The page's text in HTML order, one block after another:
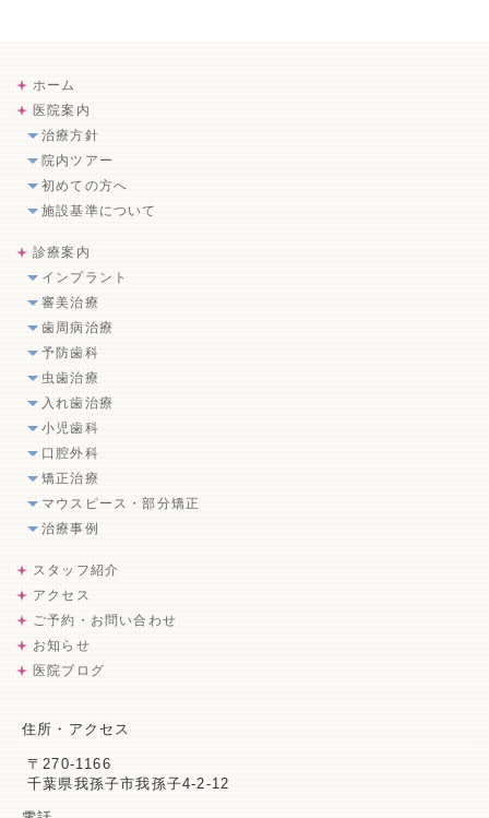
ホーム
医院案内
治療方針
院内ツアー
初めての方へ
施設基準について
診療案内
インプラント
審美治療
歯周病治療
予防歯科
虫歯治療
入れ歯治療
小児歯科
口腔外科
矯正治療
マウスピース・部分矯正
治療事例
スタッフ紹介
アクセス
ご予約・お問い合わせ
お知らせ
医院ブログ
住所・アクセス
〒270-1166
千葉県我孫子市我孫子4-2-12